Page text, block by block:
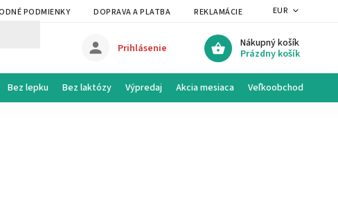
PODMIENKY DOPRAVA A PLATBA REKLAMÁCIE A VRÁTENIE
EUR
Nákupný košík
Prázdny košík
Prihlásenie
Bez lepku Bez laktózy Výpredaj Akcia mesiaca Veľkoobchod